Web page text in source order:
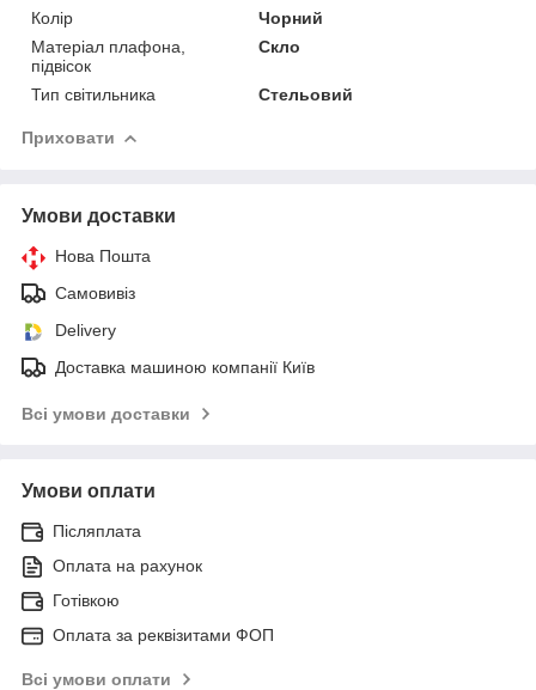
Колір
Чорний
Матеріал плафона,
підвісок
Скло
Тип світильника Стельовий
Приховати
Умови доставки
Нова Пошта
Самовивіз
Delivery
Доставка машиною компанії Київ
Всі умови доставки
Умови оплати
Післяплата
Оплата на рахунок
Готівкою
Оплата за реквізитами ФОП
Всі умови оплати